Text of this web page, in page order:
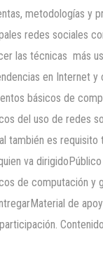
metodologías y
redes sociales
las técnicas más
en Internet
básicos de
del uso de redes
también es requisito
va
de computación y
de